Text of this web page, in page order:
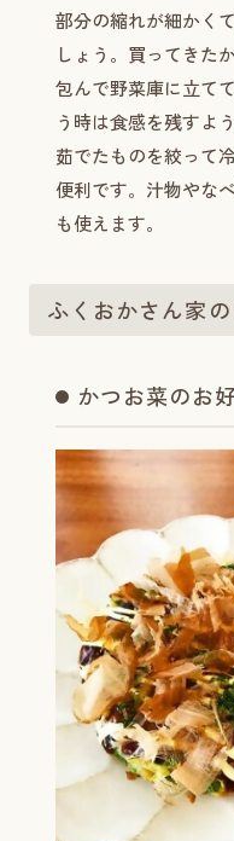
部分の縮れが細かく
しょう。買ってきた
包んで野菜庫に立て
う時は食感を残すよ
茹でたものを絞って
便利です。汁物やな
も使えます。
ふくおかさん家
かつお菜のお